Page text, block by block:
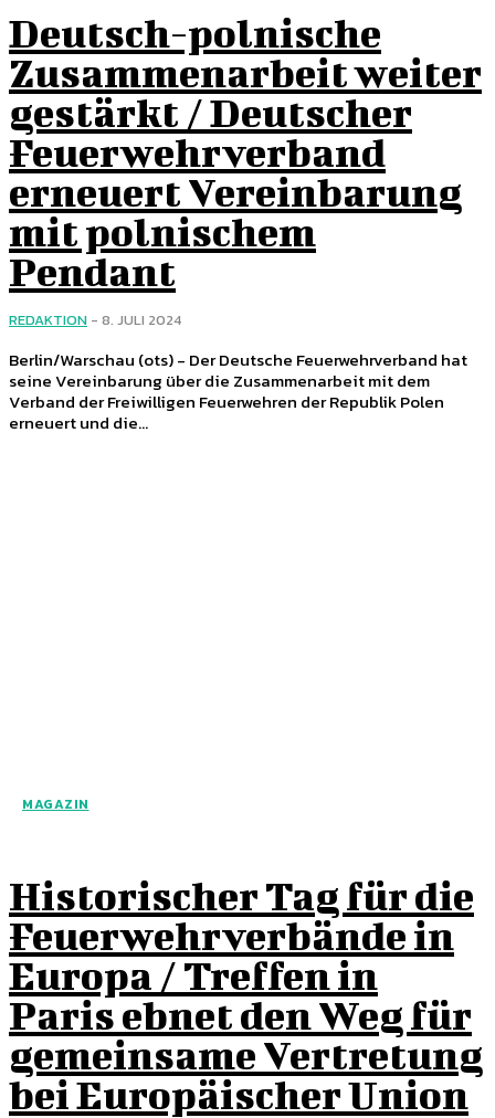
Deutsch-polnische
Zusammenarbeit weiter
gestärkt / Deutscher
Feuerwehrverband
erneuert Vereinbarung
mit polnischem
Pendant
REDAKTION - 8. JULI 2024
Berlin/Warschau (ots) - Der Deutsche Feuerwehrverband hat
seine Vereinbarung über die Zusammenarbeit mit dem
Verband der Freiwilligen Feuerwehren der Republik Polen
erneuert und die...
MAGAZIN
Historischer Tag für die
Feuerwehrverbände in
Europa / Treffen in
Paris ebnet den Weg für
gemeinsame Vertretung
bei Europäischer Union